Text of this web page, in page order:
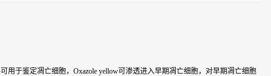
用于鉴定凋亡细胞，Oxazole yellow可渗透进入早期凋亡细胞，对早期凋亡细胞